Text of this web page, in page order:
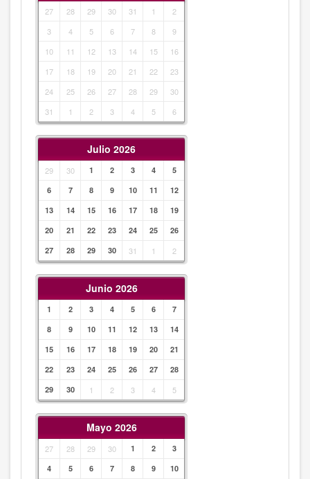
27 28 29 30 31 1
2
3
4 5 6 7 8
9
10
11 12 13 14 15
16
17
18 19 20 21 22
23
24
25 26 27 28 29
30
31
1 2 3 4 5 6
Julio 2026
29 30 1 2 3 4
5
6
7 8 9 10 11
12
13
14 15 16 17 18
19
20
21 22 23 24 25
26
27
28 29 30 31 1 2
Junio 2026
1 2 3 4 5 6
7
8
9 10 11 12 13
14
15
16 17 18 19 20
21
22
23 24 25 26 27
28
29
30 1 2 3 4 5
Mayo 2026
27 28 29 30 1 2
3
4
5 6 7 8 9
10